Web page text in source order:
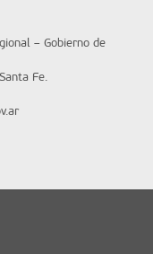
– Gobierno de
Fe.